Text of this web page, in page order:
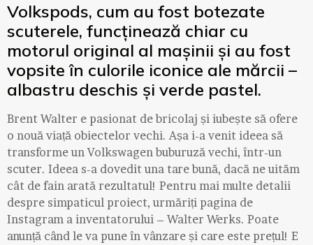
Volkspods, cum au fost botezate
scuterele, funcținează chiar cu
motorul original al mașinii și au fost
vopsite în culorile iconice ale mărcii –
albastru deschis și verde pastel.
Brent Walter e pasionat de bricolaj și iubește să ofere
o nouă viață obiectelor vechi. Așa i-a venit ideea să
transforme un Volkswagen buburuză vechi, într-un
scuter. Ideea s-a dovedit una tare bună, dacă ne uităm
cât de fain arată rezultatul! Pentru mai multe detalii
despre simpaticul proiect, urmăriți pagina de
Instagram a inventatorului – Walter Werks. Poate
anunță când le va pune în vânzare și care este prețul! E